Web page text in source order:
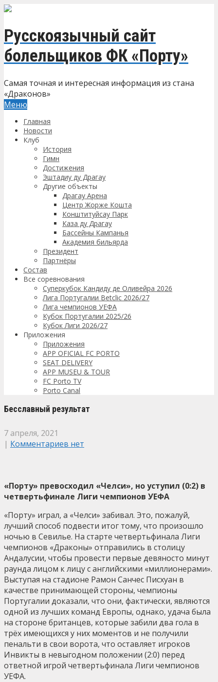
Русскоязычный сайт
болельщиков ФК «Порту»
Самая точная и интересная информация из стана
«Драконов»
Меню
Главная
Новости
Клуб
История
Гимн
Достижения
Эштадиу ду Драгау
Другие объекты
Драгау Арена
Центр Жорже Кошта
Конштитуйсау Парк
Каза ду Драгау
Бассейны Кампанья
Академия бильярда
Президент
Партнёры
Состав
Все соревнования
Суперкубок Кандиду де Оливейра 2026
Лига Португалии Betclic 2026/27
Лига чемпионов УЕФА
Кубок Португалии 2025/26
Кубок Лиги 2026/27
Приложения
Приложения
APP OFICIAL FC PORTO
SEAT DELIVERY
APP MUSEU & TOUR
FC Porto TV
Porto Canal
Бесславный результат
7 апреля, 2021
| Комментариев нет
«Порту» превосходил «Челси», но уступил (0:2) в
четвертьфинале Лиги чемпионов УЕФА
«Порту» играл, а «Челси» забивал. Это, пожалуй,
лучший способ подвести итог тому, что произошло
ночью в Севилье. На старте четвертьфинала Лиги
чемпионов «Драконы» отправились в столицу
Андалусии, чтобы провести первые девяносто минут
раунда лицом к лицу с английскими «миллионерами».
Выступая на стадионе Рамон Санчес Писхуан в
качестве принимающей стороны, чемпионы
Португалии доказали, что они, фактически, являются
одной из лучших команд Европы, однако, удача была
на стороне британцев, которые забили два гола в
трёх имеющихся у них моментов и не получили
пенальти в свои ворота, что оставляет игроков
Инвикты в невыгодном положении (2:0) перед
ответной игрой четвертьфинала Лиги чемпионов
УЕФА.